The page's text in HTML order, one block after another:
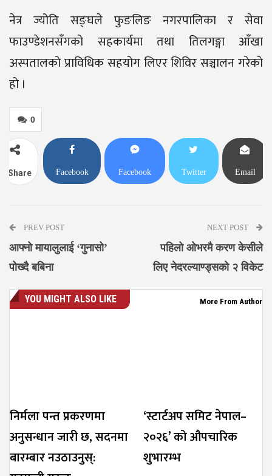
नेत्र ज्योति सङ्घले फुङलिङ नगरपालिका र सेवा
फाउण्डेशनसँगको सहकार्यमा तथा तिलगङ्गा आँखा
अस्पतालको प्राविधिक सहयोग लिएर शिविर सञ्चालन गरेको
हो ।
0
Share Facebook Facebook Twitter Email
PREV POST
आफ्नो मायालुलाई ‘गुनासो’
पोख्दै बबिना
NEXT POST
पहिलो ओभरमै करण केसीले
लिए नेदरल्याण्ड्सको २ विकेट
YOU MIGHT ALSO LIKE More From Author
निर्मला पन्त प्रकरणमा
अनुसन्धान जारी छ, सदनमा
बारम्बार नउठाउनुस्:
‘स्टार्टअप समिट नेपाल–
२०२६’ को औपचारिक
शुभारम्भ